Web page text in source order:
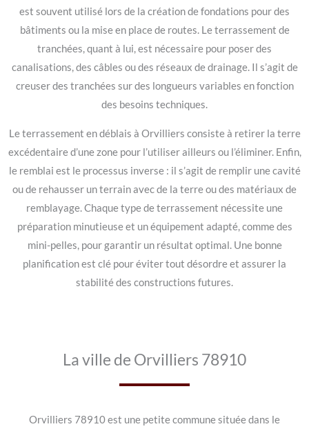
est souvent utilisé lors de la création de fondations pour des
bâtiments ou la mise en place de routes. Le terrassement de
tranchées, quant à lui, est nécessaire pour poser des
canalisations, des câbles ou des réseaux de drainage. Il s’agit de
creuser des tranchées sur des longueurs variables en fonction
des besoins techniques.
Le terrassement en déblais à Orvilliers consiste à retirer la terre
excédentaire d’une zone pour l’utiliser ailleurs ou l’éliminer. Enfin,
le remblai est le processus inverse : il s’agit de remplir une cavité
ou de rehausser un terrain avec de la terre ou des matériaux de
remblayage. Chaque type de terrassement nécessite une
préparation minutieuse et un équipement adapté, comme des
mini-pelles, pour garantir un résultat optimal. Une bonne
planification est clé pour éviter tout désordre et assurer la
stabilité des constructions futures.
La ville de Orvilliers 78910
Orvilliers 78910 est une petite commune située dans le